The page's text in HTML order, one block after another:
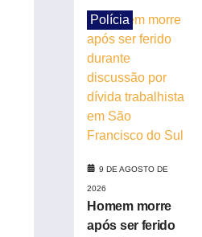
ferido
durante
discussão
dívida
trabalhista
Polícia
9 DE AGOSTO DE
2026
Homem morre
após ser ferido